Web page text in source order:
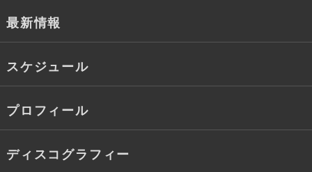
最新情報
スケジュール
プロフィール
ディスコグラフィー